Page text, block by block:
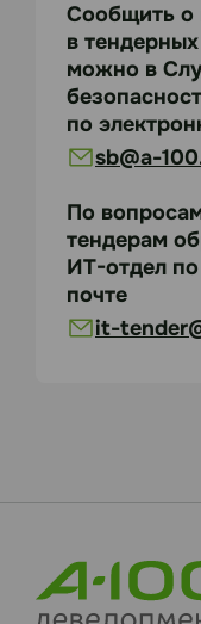
Сообщить о
в
можно в
по
sb@a-
По
тендерам
ИТ-отдел
почте
it-